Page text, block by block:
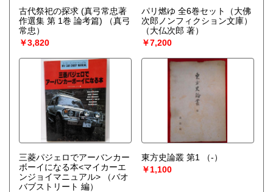
古代祭祀の探求 (真弓常忠著
作選集 第 1巻 論考篇)
（真弓
常忠）
￥3,820
パリ燃ゆ 全6巻セット（大佛
次郎ノンフィクション文庫）
（大仏次郎 著）
￥7,200
三菱パジェロでアーバンカー
ボーイになる本<マイカーエ
ンジョイマニュアル>
（バオ
バブストリート 編）
東方史論叢 第1
（-）
￥1,100